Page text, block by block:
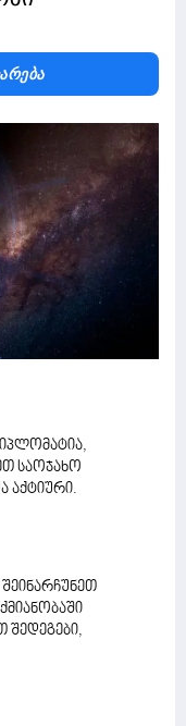
საოჯახო
აქტიური.
შედეგები,